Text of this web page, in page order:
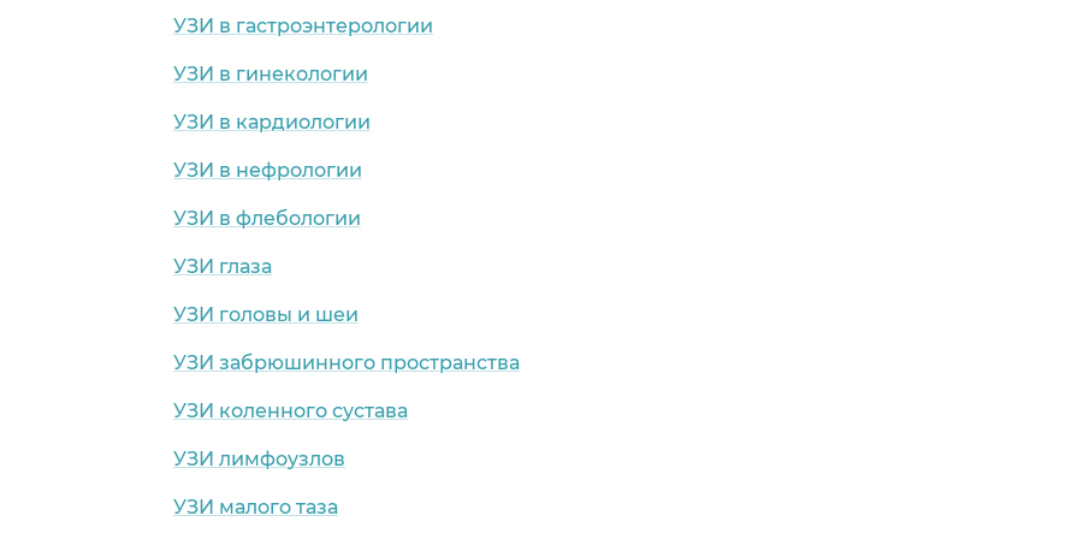
УЗИ в гастроэнтерологии
УЗИ в гинекологии
УЗИ в кардиологии
УЗИ в нефрологии
УЗИ в флебологии
УЗИ глаза
УЗИ головы и шеи
УЗИ забрюшинного пространства
УЗИ коленного сустава
УЗИ лимфоузлов
УЗИ малого таза